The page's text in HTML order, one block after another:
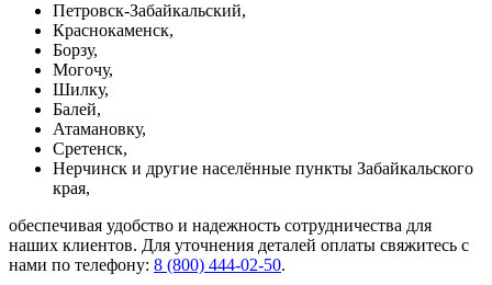
Петровск-Забайкальский,
Краснокаменск,
Борзу,
Могочу,
Шилку,
Балей,
Атамановку,
Сретенск,
Нерчинск и другие населённые пункты Забайкальского
края,
обеспечивая удобство и надежность сотрудничества для
наших клиентов. Для уточнения деталей оплаты свяжитесь с
нами по телефону: 8 (800) 444-02-50.